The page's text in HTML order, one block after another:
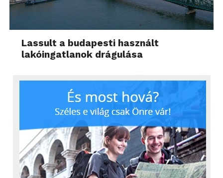
Lassult a budapesti használt
lakóingatlanok drágulása